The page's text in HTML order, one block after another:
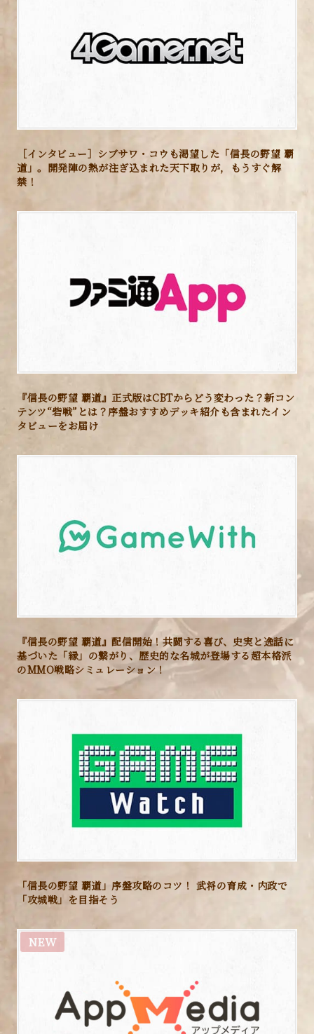
一門の仲間たちと挑む「攻城戦」は、全国マップとは異
なる専用のマップでリアルタイムに行われます。櫓や
たマップで、ダイナミックで精緻な合戦を繰り広げま
1 2 3
［インタビュー］シブサワ・コウも渇望した「信長の野望 覇
道」。開発陣の熱が注ぎ込まれた天下取りが，もうすぐ解
禁！
『信長の野望 覇道』正式版はCBTからどう変わった？新コン
テンツ“砦戦”とは？序盤おすすめデッキ紹介も含まれたイン
タビューをお届け
『信長の野望 覇道』配信開始！共闘する喜び、史実と逸話に
基づいた「縁」の繋がり、歴史的な名城が登場する超本格派
のMMO戦略シミュレーション！
「信長の野望 覇道」序盤攻略のコツ！ 武将の育成・内政で
「攻城戦」を目指そう
NEW